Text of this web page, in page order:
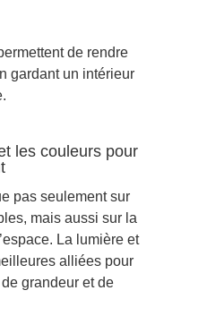
de rendre
gardant un intérieur
les couleurs pour
pas seulement sur
mais aussi sur la
La lumière et
alliées pour
grandeur et de